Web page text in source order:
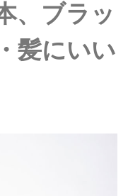
、ブラッ
髪にいい